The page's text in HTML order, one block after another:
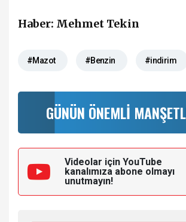
Haber: Mehmet Tekin
#Mazot #Benzin #indirim
GÜNÜN ÖNEMLİ
Videolar için YouTube
kanalımıza abone olmayı
unutmayın!